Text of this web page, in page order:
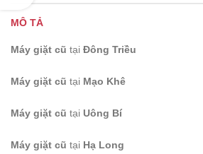
MÔ TẢ
Máy giặt cũ tại Đông Triều
Máy giặt cũ tại Mạo Khê
Máy giặt cũ tại Uông Bí
Máy giặt cũ tại Hạ Long